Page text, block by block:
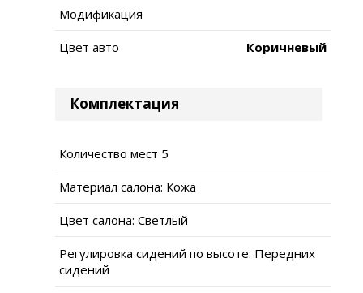
Модификация
Цвет авто Коричневый
Комплектация
Количество мест 5
Материал салона: Кожа
Цвет салона: Светлый
Регулировка сидений по высоте: Передних
сидений